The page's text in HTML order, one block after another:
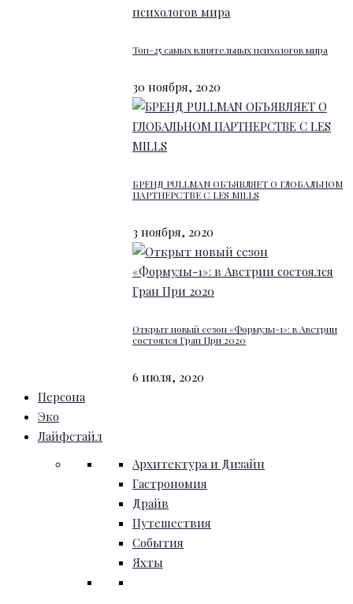
Топ-25 самых влиятельных психологов мира
30 ноября, 2020
БРЕНД PULLMAN ОБЪЯВЛЯЕТ О ГЛОБАЛЬНОМ
ПАРТНЕРСТВЕ С LES MILLS
3 ноября, 2020
Открыт новый сезон «Формулы-1»: в Австрии
состоялся Гран При 2020
6 июля, 2020
Персона
Эко
Лайфстайл
Архитектура и Дизайн
Гастрономия
Драйв
Путешествия
События
Яхты